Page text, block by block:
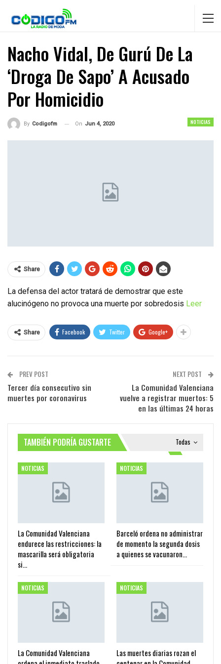
Nacho Vidal, De Gurú De La
‘droga De Sapo’ A Acusado
Por Homicidio
NOTICIAS
By Codigofm On Jun 4, 2020
Share
La defensa del actor tratará de demostrar que este
alucinógeno no provoca una muerte por sobredosis Leer
Share Facebook Twitter Google+
PREV POST
Tercer día consecutivo sin
muertes por coronavirus
NEXT POST
La Comunidad Valenciana
vuelve a registrar muertos: 5
en las últimas 24 horas
Todas
TAMBIÉN PODRÍA GUSTARTE
NOTICIAS
La Comunidad Valenciana
endurece las restricciones: la
mascarilla será obligatoria
si…
NOTICIAS
Barceló ordena no administrar
de momento la segunda dosis
a quienes se vacunaron…
NOTICIAS
La Comunidad Valenciana
NOTICIAS
Las muertes diarias rozan el